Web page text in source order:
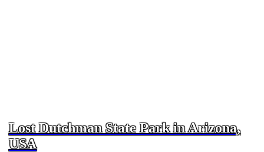
Lost Dutchman State Park in Arizona,
USA